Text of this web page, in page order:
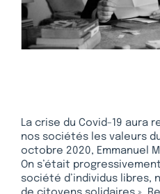
La crise du Covid-19 aura
nos sociétés les valeurs
octobre 2020, Emmanuel
On s’était
société d’individus libres,